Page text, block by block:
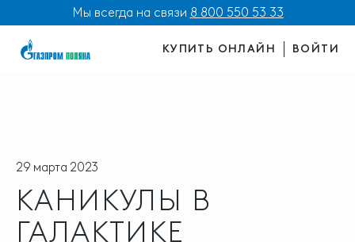
Мы всегда на связи 8 800 550 53 33
КУПИТЬ ОНЛАЙН ВОЙТИ
29 марта 2023
КАНИКУЛЫ В
ГАЛАКТИКЕ